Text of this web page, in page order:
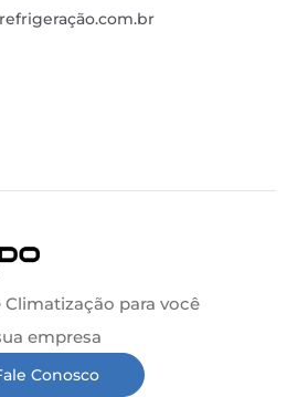
Climatização para você
empresa
Conosco